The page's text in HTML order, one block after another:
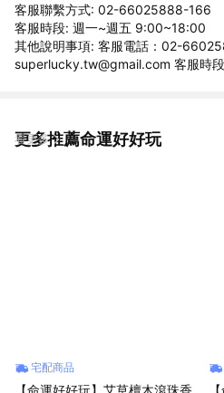
客服聯繫方式: 02-66025888-166
客服時段: 週一~週五 9:00~18:00
其他說明事項: 客服電話：02-
superlucky.tw@gmail.com 客服時
更多推薦命運好好玩
看更多
宅配商品
【命運好好玩】艾草檀木滾珠香